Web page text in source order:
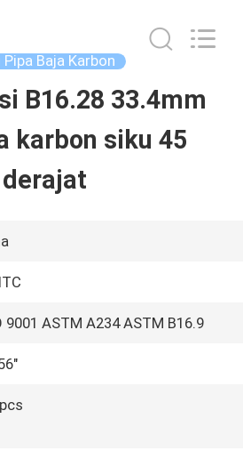
Pipa Baja Karbon
B16.28 33.4mm
karbon siku 45
derajat
9001 ASTM A234 ASTM B16.9